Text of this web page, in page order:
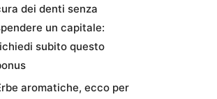
dei denti senza
un capitale:
subito questo
aromatiche, ecco per